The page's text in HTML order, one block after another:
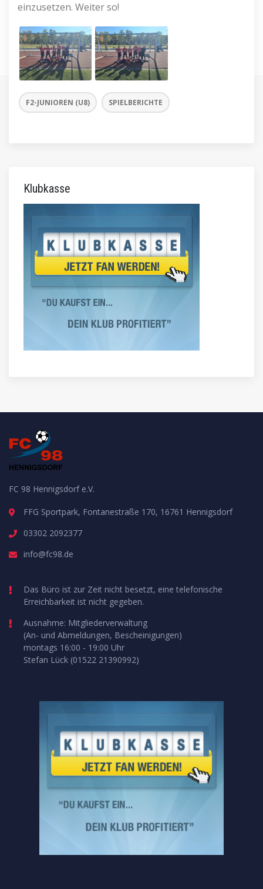
einzusetzen. Weiter so!
F2-JUNIOREN (U8) SPIELBERICHTE
Klubkasse
FC 98 Hennigsdorf e.V.
FFG Sportpark, Fontanestraße 170, 16761 Hennigsdorf
03302 2092377
info@fc98.de
Das Büro ist zur Zeit nicht besetzt, eine telefonische
Erreichbarkeit ist nicht gegeben.
Ausnahme: Mitgliederverwaltung
(An- und Abmeldungen, Bescheinigungen)
montags 16:00 - 19:00 Uhr
Stefan Lück (01522 21390992)